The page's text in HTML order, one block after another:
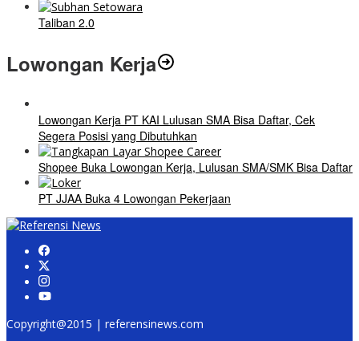
Taliban 2.0
Lowongan Kerja
Lowongan Kerja PT KAI Lulusan SMA Bisa Daftar, Cek
Segera Posisi yang Dibutuhkan
Shopee Buka Lowongan Kerja, Lulusan SMA/SMK Bisa Daftar
PT JJAA Buka 4 Lowongan Pekerjaan
Copyright@2015 | referensinews.com